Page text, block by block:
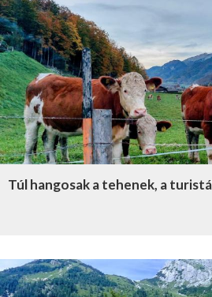
Túl hangosak a tehenek, a